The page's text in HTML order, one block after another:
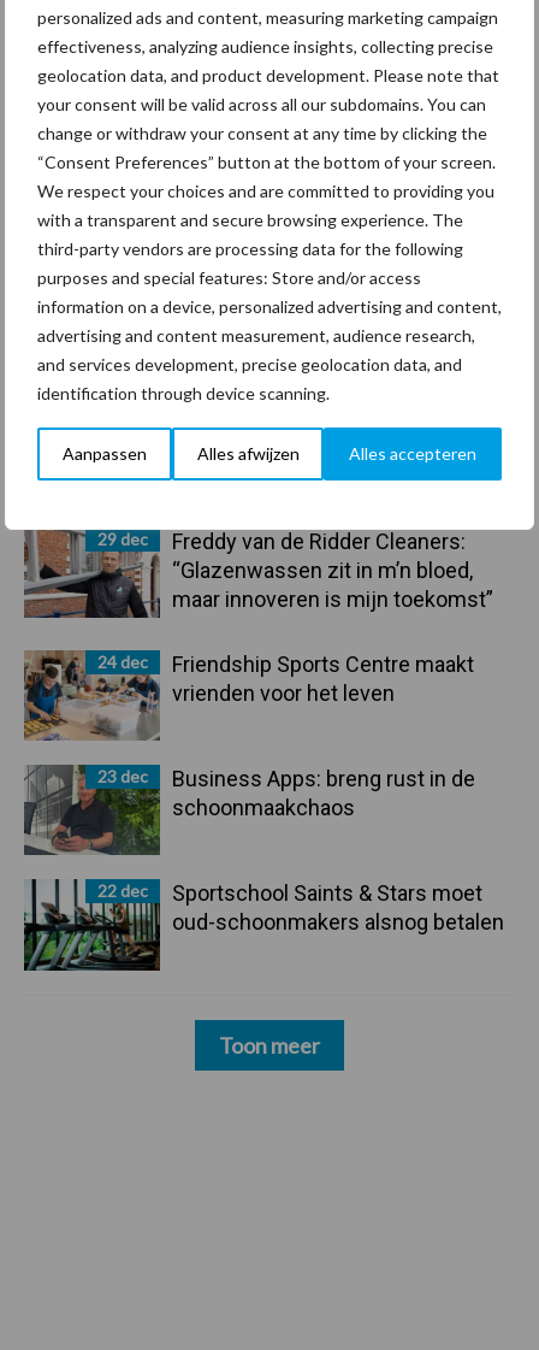
personalized ads and content, measuring marketing campaign
effectiveness, analyzing audience insights, collecting precise
geolocation data, and product development. Please note that
your consent will be valid across all our subdomains. You can
change or withdraw your consent at any time by clicking the
“Consent Preferences” button at the bottom of your screen.
We respect your choices and are committed to providing you
with a transparent and secure browsing experience. The
third-party vendors are processing data for the following
purposes and special features: Store and/or access
information on a device, personalized advertising and content,
advertising and content measurement, audience research,
and services development, precise geolocation data, and
identification through device scanning.
Aanpassen Alles afwijzen Alles accepteren
Primaire
Sidebar
Recent nieuws Partner nieuws
arbeidscontracten kent mitsen en
maren
29 dec
Freddy van de Ridder Cleaners:
“Glazenwassen zit in m’n bloed,
maar innoveren is mijn toekomst”
24 dec
Friendship Sports Centre maakt
vrienden voor het leven
23 dec
Business Apps: breng rust in de
schoonmaakchaos
22 dec
Sportschool Saints & Stars moet
oud-schoonmakers alsnog betalen
Toon meer
Coronavirus UVC
Toon meer